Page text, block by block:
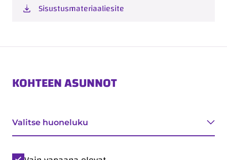
Sisustusmateriaaliesite
KOHTEEN ASUNNOT
Tyyppi
Valitse huoneluku